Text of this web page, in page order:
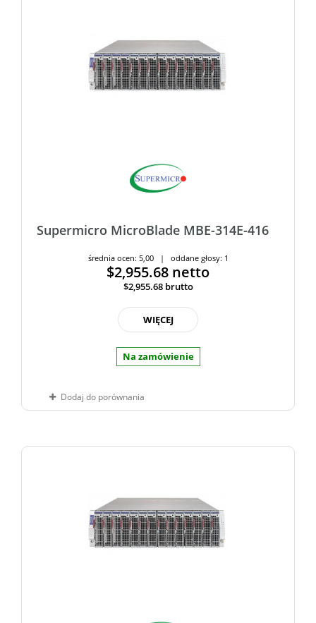
Supermicro MicroBlade MBE-314E-416
średnia ocen: 5,00 | oddane głosy: 1
$2,955.68 netto
$2,955.68 brutto
WIĘCEJ
Na zamówienie
Dodaj do porównania